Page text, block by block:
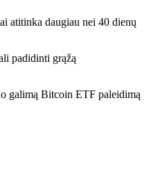
atitinka daugiau nei 40 dienų
padidinti grąžą
galimą Bitcoin ETF paleidimą